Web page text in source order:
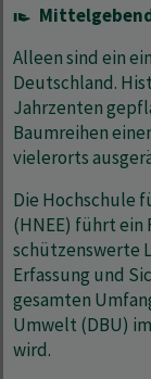
Alleen sind ein
Deutschland.
Jahrzenten
Baumreihen
vielerorts
Die Hochschule
(HNEE) führt ein
schützenswerte
Erfassung und
gesamten
Umwelt (DBU)
wird.